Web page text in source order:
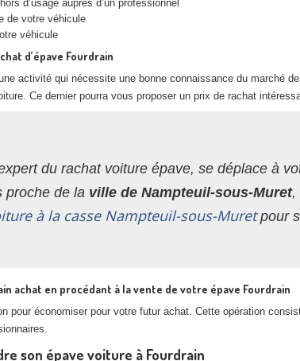
d’usage auprès d’un professionnel
de votre véhicule
véhicule
d’épave Fourdrain
activité qui nécessite une bonne connaissance du
Ce dernier pourra vous proposer un prix de rachat
du rachat voiture épave, se déplace à
proche de la ville de Nampteuil-sous-Muret,
à la casse Nampteuil-sous-Muretpour
achat en procédant à la vente de votre épave Fourdrain
pour économiser pour votre futur achat. Cette opération
son épave voiture à Fourdrain